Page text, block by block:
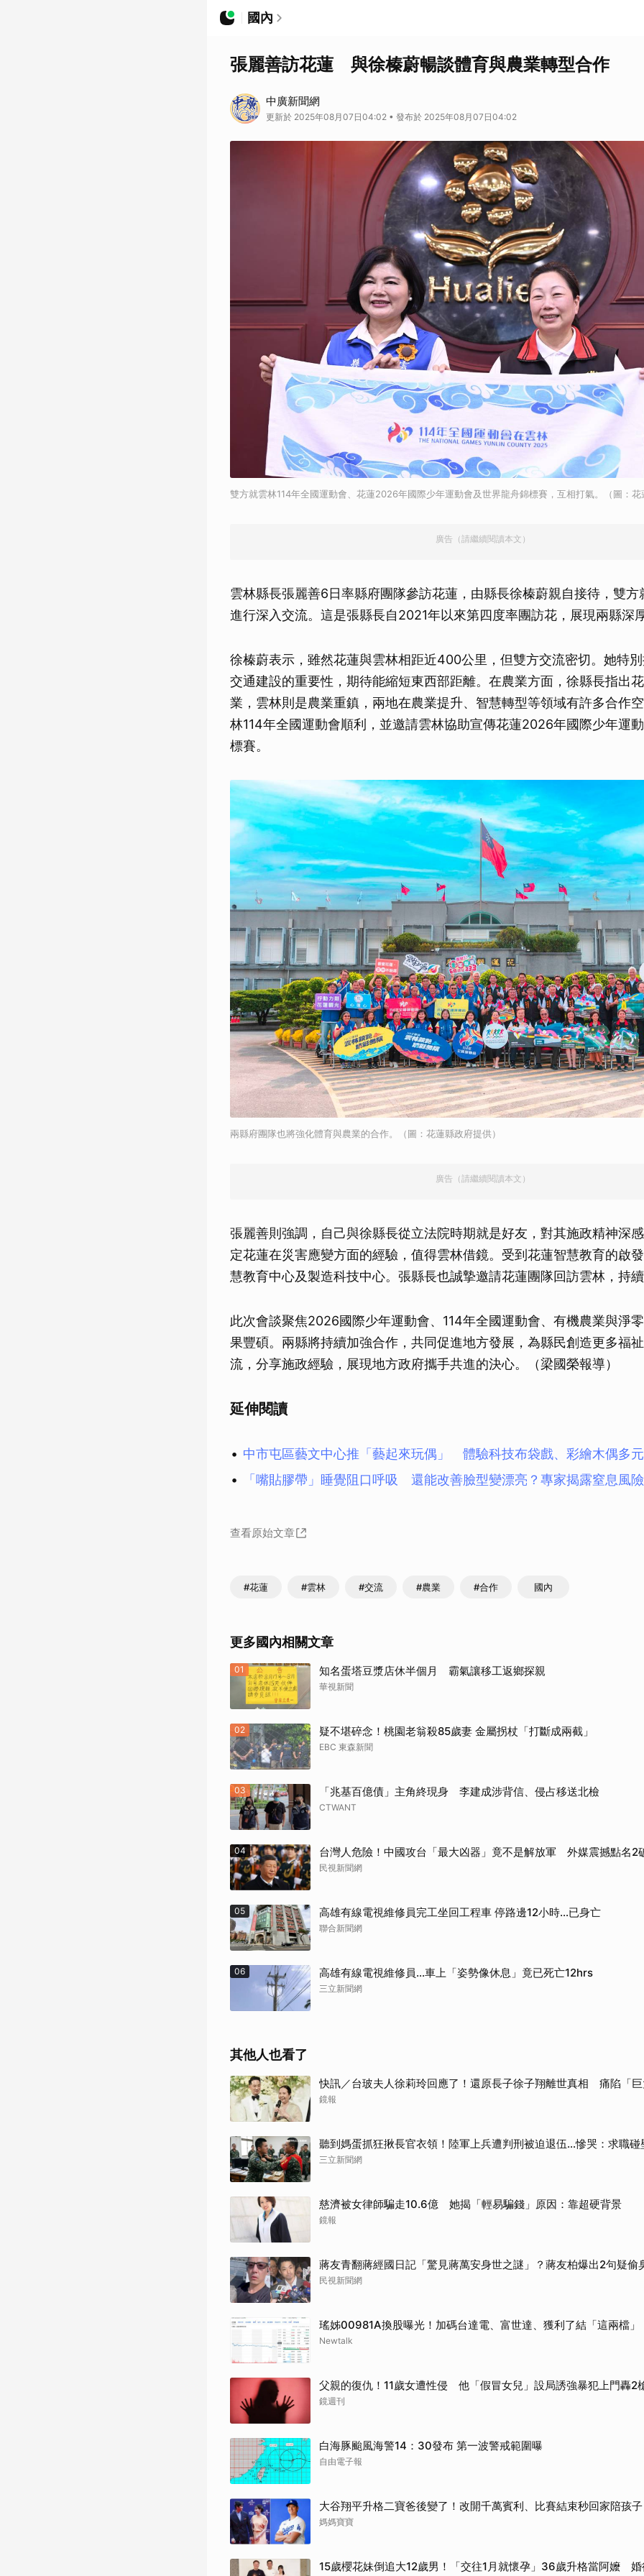
國內
張麗善訪花蓮 與徐榛蔚暢談體育與農業轉型合作
中廣新聞網
更新於 2025年08月07日04:02 • 發布於 2025年08月07日04:02
雙方就雲林114年全國運動會、花蓮2026年國際少年運動會及世界龍舟錦標賽，互相打氣。（圖：
廣告（請繼續閱讀本文）
雲林縣長張麗善6日率縣府團隊參訪花蓮，由縣長徐榛蔚親自接待，雙方
進行深入交流。這是張縣長自2021年以來第四度率團訪花，展現兩縣深
徐榛蔚表示，雖然花蓮與雲林相距近400公里，但雙方交流密切。她特
交通建設的重要性，期待能縮短東西部距離。在農業方面，徐縣長指出
業，雲林則是農業重鎮，兩地在農業提升、智慧轉型等領域有許多合作
林114年全國運動會順利，並邀請雲林協助宣傳花蓮2026年國際少年運
標賽。
兩縣府團隊也將強化體育與農業的合作。（圖：花蓮縣政府提供）
廣告（請繼續閱讀本文）
張麗善則強調，自己與徐縣長從立法院時期就是好友，對其施政精神深
定花蓮在災害應變方面的經驗，值得雲林借鏡。受到花蓮智慧教育的啟
慧教育中心及製造科技中心。張縣長也誠摯邀請花蓮團隊回訪雲林，持
此次會談聚焦2026國際少年運動會、114年全國運動會、有機農業與淨
果豐碩。兩縣將持續加強合作，共同促進地方發展，為縣民創造更多福
流，分享施政經驗，展現地方政府攜手共進的決心。（梁國榮報導）
延伸閱讀
中市屯區藝文中心推「藝起來玩偶」 體驗科技布袋戲、彩繪木偶多
「嘴貼膠帶」睡覺阻口呼吸 還能改善臉型變漂亮？專家揭露窒息風險
查看原始文章
#花蓮 #雲林 #交流 #農業 #合作 國內
更多國內相關文章
01 知名蛋塔豆漿店休半個月 霸氣讓移工返鄉探親
華視新聞
02 疑不堪碎念！桃園老翁殺85歲妻 金屬拐杖「打斷成兩截」
EBC 東森新聞
03 「兆基百億債」主角終現身 李建成涉背信、侵占移送北檢
CTWANT
04 台灣人危險！中國攻台「最大凶器」竟不是解放軍 外媒震撼點名2
民視新聞網
05 高雄有線電視維修員完工坐回工程車 停路邊12小時…已身亡
聯合新聞網
06 高雄有線電視維修員…車上「姿勢像休息」竟已死亡12hrs
三立新聞網
其他人也看了
快訊／台玻夫人徐莉玲回應了！還原長子徐子翔離世真相 痛陷「
鏡報
聽到媽蛋抓狂揪長官衣領！陸軍上兵遭判刑被迫退伍…慘哭：求職碰
三立新聞網
慈濟被女律師騙走10.6億 她揭「輕易騙錢」原因：靠超硬背景
鏡報
蔣友青翻蔣經國日記「驚見蔣萬安身世之謎」？蔣友柏爆出2句疑偷
民視新聞網
瑤姊00981A換股曝光！加碼台達電、富世達、獲利了結「這兩檔」
Newtalk
父親的復仇！11歲女遭性侵 他「假冒女兒」設局誘強暴犯上門轟2
鏡週刊
白海豚颱風海警14：30發布 第一波警戒範圍曝
自由電子報
大谷翔平升格二寶爸後變了！改開千萬賓利、比賽結束秒回家陪孩
媽媽寶寶
15歲櫻花妹倒追大12歲男！「交往1月就懷孕」36歲升格當阿嬤